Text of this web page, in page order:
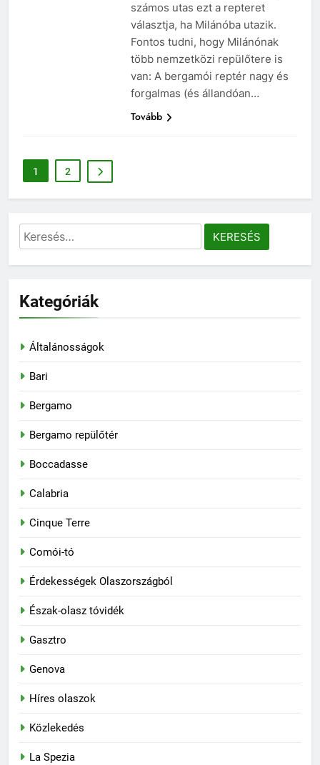
számos utas ezt a repteret
választja, ha Milánóba utazik.
Fontos tudni, hogy Milánónak
több nemzetközi repülőtere is
van: A bergamói reptér nagy és
forgalmas (és állandóan…
Tovább
1 2
Keresés:
Kategóriák
Általánosságok
Bari
Bergamo
Bergamo repülőtér
Boccadasse
Calabria
Cinque Terre
Comói-tó
Érdekességek Olaszországból
Észak-olasz tóvidék
Gasztro
Genova
Híres olaszok
Közlekedés
La Spezia